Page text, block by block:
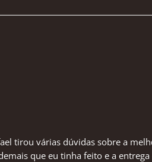
tirou várias dúvidas sobre a
que eu tinha feito e a